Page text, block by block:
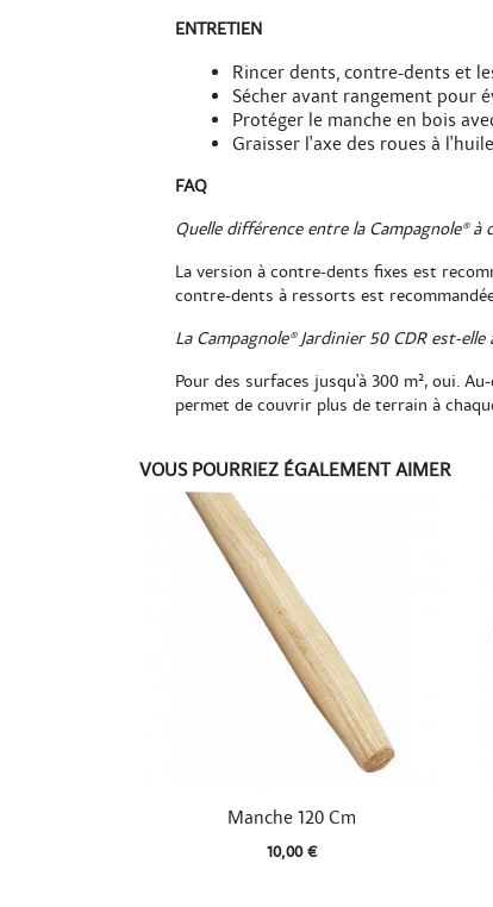
ENTRETIEN
Rincer dents, contre-dents et
Sécher avant rangement pour
Protéger le manche en bois
Graisser l'axe des roues à
FAQ
Quelle différence entre la Campagnole®
La version à contre-dents fixes est
contre-dents à ressorts est
La Campagnole® Jardinier 50 CDR est-
Pour des surfaces jusqu'à 300 m², oui.
permet de couvrir plus de terrain à
VOUS POURRIEZ ÉGALEMENT AIMER
Aperçu rapide
Manche 120 Cm
10,00 €